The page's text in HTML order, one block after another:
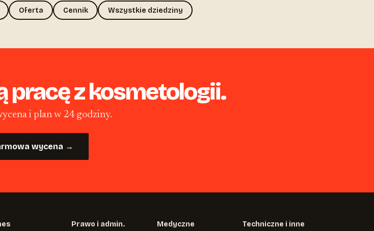
Oferta Cennik Wszystkie dziedziny
pracę z kosmetologii.
i plan w 24 godziny.
wycena →
Prawo i admin. Medyczne Techniczne i inne